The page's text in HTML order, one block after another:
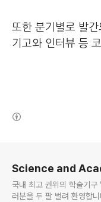
또한 분기별로 발간
기고와 인터뷰 등
Science and
국내 최고 권위의 학술기구
러분을 두 팔 벌려 환영합